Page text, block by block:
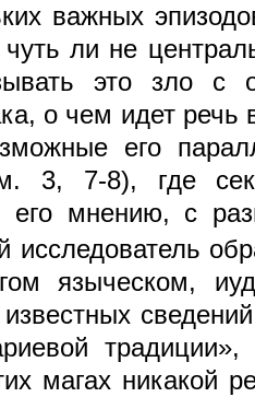
важных
ли не
это зло с
о чем идет
его
7-8), где
его мнению, с
исследователь
языческом,
магах никакой